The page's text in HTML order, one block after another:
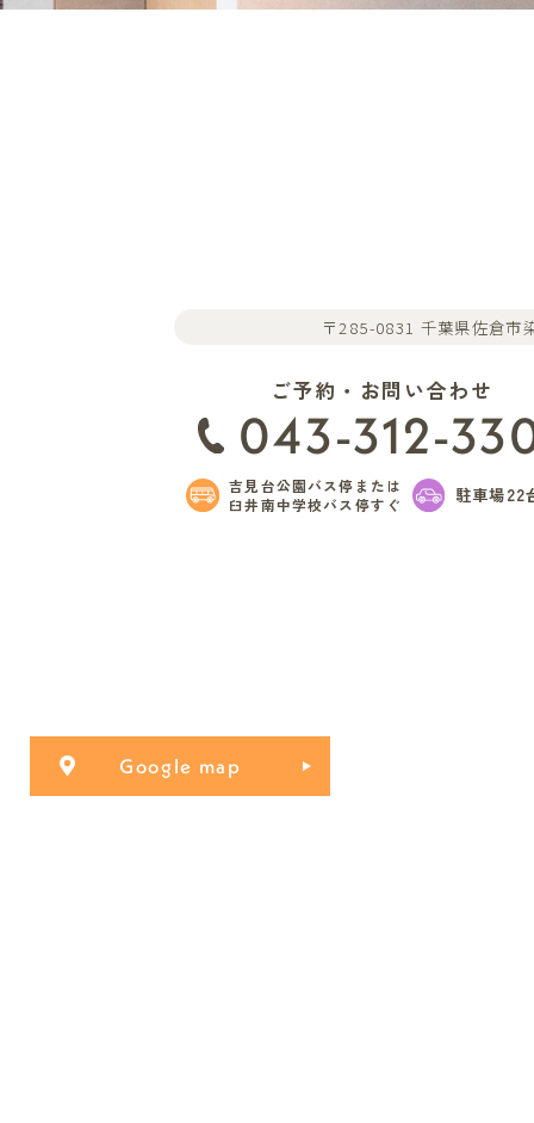
〒285-0831 千葉県佐倉市
ご予約・お問い合わせ
043-312-
吉見台公園バス停または
臼井南中学校バス停すぐ
駐車場22
Google map